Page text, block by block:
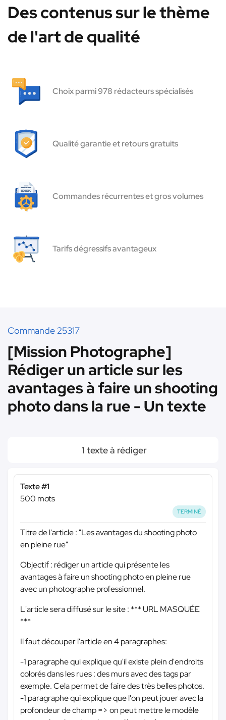
Des contenus sur le thème
de l'art de qualité
Choix parmi 978 rédacteurs spécialisés
Qualité garantie et retours gratuits
Commandes récurrentes et gros volumes
Tarifs dégressifs avantageux
Commande 25317
[Mission Photographe]
Rédiger un article sur les
avantages à faire un shooting
photo dans la rue - Un texte
1 texte à rédiger
Texte #1
500 mots
TERMINÉ
Titre de l'article : "Les avantages du shooting photo
en pleine rue"
Objectif : rédiger un article qui présente les
avantages à faire un shooting photo en pleine rue
avec un photographe professionnel.
L'article sera diffusé sur le site : *** URL MASQUÉE
***
Il faut découper l'article en 4 paragraphes:
-1 paragraphe qui explique qu'il existe plein d'endroits
colorés dans les rues : des murs avec des tags par
exemple. Cela permet de faire des très belles photos.
-1 paragraphe qui explique que l'on peut jouer avec la
profondeur de champ => on peut mettre le modèle